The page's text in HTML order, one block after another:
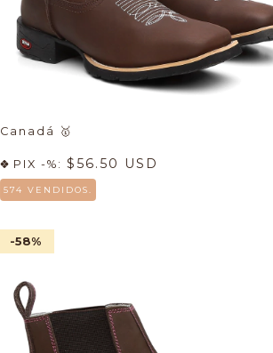
Canadá 🥇
PIX -%: $56.50 USD
574 VENDIDOS.
-58%